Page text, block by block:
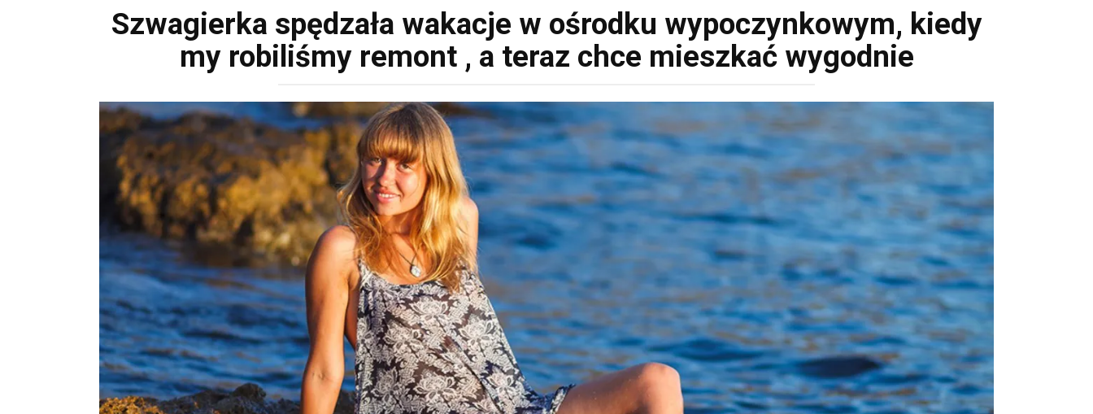
Szwagierka spędzała wakacje w ośrodku wypoczynkowym, kiedy
my robiliśmy remont , a teraz chce mieszkać wygodnie